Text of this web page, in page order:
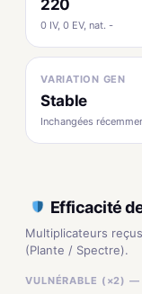
220
0 IV, 0 EV, nat. -
VARIATION GEN
Stable
Inchangées
Efficacité
Multiplicateurs
(Plante / Spectre).
VULNÉRABLE (×2) —